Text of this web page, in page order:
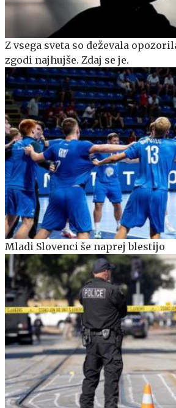
Z vsega sveta so deževala
zgodi najhujše. Zdaj se je.
Mladi Slovenci še naprej blestijo